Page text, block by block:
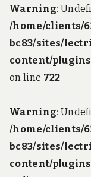
Warning:
/home/clients/
bc83/sites/
content/
on line 722
Warning:
/home/clients/
bc83/sites/
content/